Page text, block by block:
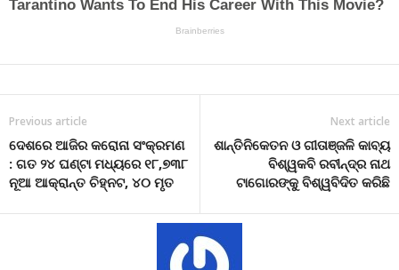
Previous article
ଦେଶରେ ଆଜିର କରୋନା ସଂକ୍ରମଣ
: ଗତ ୨୪ ଘଣ୍ଟା ମଧ୍ୟରେ ୧୮,୭୩୮
ନୂଆ ଆକ୍ରାନ୍ତ ଚିହ୍ନଟ, ୪୦ ମୃତ
Next article
ଶାନ୍ତିନିକେତନ ଓ ଗୀତାଞ୍ଜଳି କାବ୍ୟ
ବିଶ୍ୱକବି ରବୀନ୍ଦ୍ର ନାଥ
ଟାଗୋରଙ୍କୁ ବିଶ୍ୱବିଦିତ କରିଛି